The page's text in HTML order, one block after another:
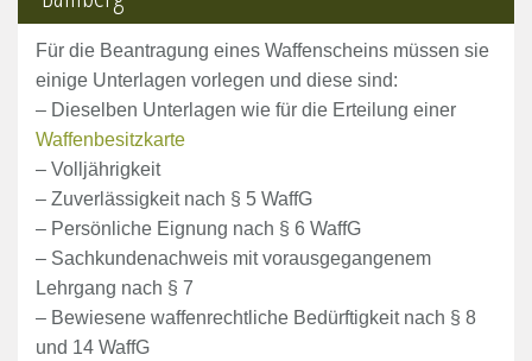
Für die Beantragung eines Waffenscheins müssen sie
einige Unterlagen vorlegen und diese sind:
– Dieselben Unterlagen wie für die Erteilung einer
Waffenbesitzkarte
– Volljährigkeit
– Zuverlässigkeit nach § 5 WaffG
– Persönliche Eignung nach § 6 WaffG
– Sachkundenachweis mit vorausgegangenem
Lehrgang nach § 7
– Bewiesene waffenrechtliche Bedürftigkeit nach § 8
und 14 WaffG